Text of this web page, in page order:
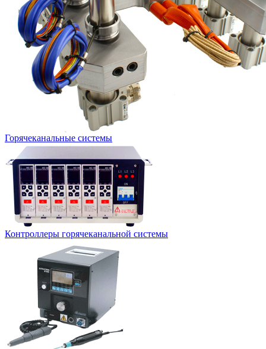
Горячеканальные системы
Контроллеры горячеканальной системы